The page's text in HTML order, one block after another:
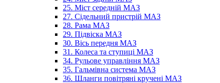
25. Міст середній МАЗ
27. Сідельний пристрій МАЗ
28. Рама МАЗ
29. Підвіска МАЗ
30. Вісь передня МАЗ
31. Колеса та ступиці МАЗ
34. Рульове управління МАЗ
35. Гальмівна система МАЗ
36. Шланги повітряні кручені МАЗ